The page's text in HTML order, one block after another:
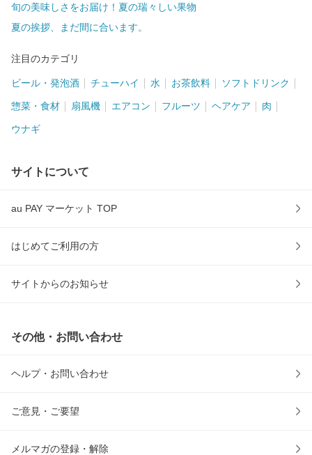
旬の美味しさをお届け！夏の瑞々しい果物
夏の挨拶、まだ間に合います。
注目のカテゴリ
ビール・発泡酒 チューハイ 水 お茶飲料 ソフトドリンク
惣菜・食材 扇風機 エアコン フルーツ ヘアケア 肉
ウナギ
サイトについて
au PAY マーケット TOP
はじめてご利用の方
サイトからのお知らせ
その他・お問い合わせ
ヘルプ・お問い合わせ
ご意見・ご要望
メルマガの登録・解除